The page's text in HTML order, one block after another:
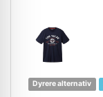
Dyrere alternativ